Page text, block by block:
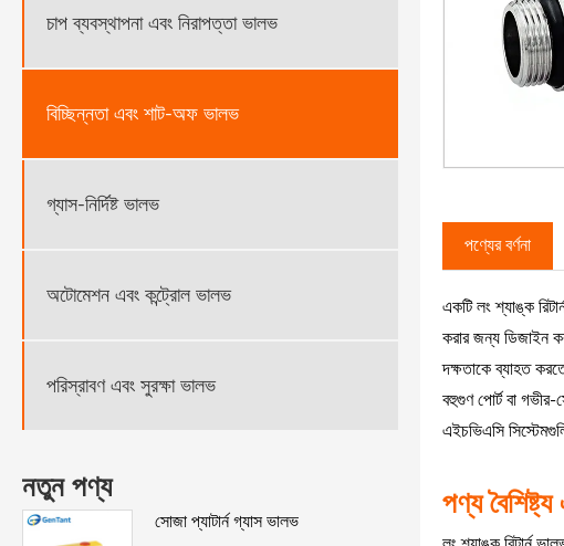
চাপ ব্যবস্থাপনা এবং নিরাপত্তা ভালভ
বিচ্ছিন্নতা এবং শাট-অফ ভালভ
গ্যাস-নির্দিষ্ট ভালভ
অটোমেশন এবং কন্ট্রোল ভালভ
পরিস্রাবণ এবং সুরক্ষা ভালভ
নতুন পণ্য
সোজা প্যাটার্ন গ্যাস ভালভ
পণ্যের বর্ণনা
একটি লং শ্যাঙ্ক
করার জন্য ডিজাইন
দক্ষতাকে ব্যাহত
বহুগুণ পোর্ট বা
এইচভিএসি
পণ্য